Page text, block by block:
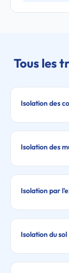
Tous les
Isolation des
Isolation des
Isolation par
Isolation du sol